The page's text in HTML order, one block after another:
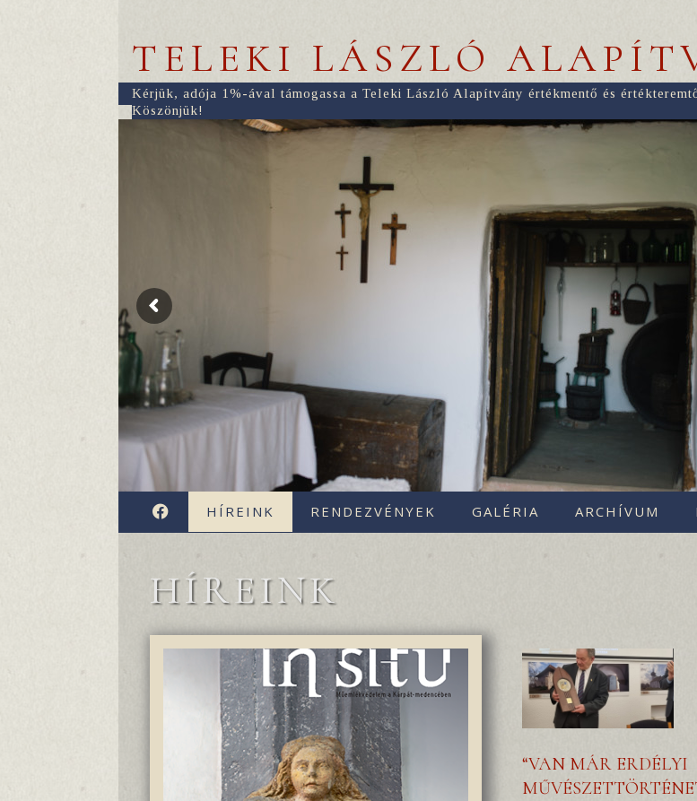
TELEKI LÁSZLÓ
Kérjük, adója 1%-ával támogassa a Teleki László Alapítvány értékmentő és
Köszönjük!
FACEBOOK
HÍREINK RENDEZVÉNYEK GALÉRIA ARCHÍVUM
HÍREINK
“VAN MÁR ERDÉLYI